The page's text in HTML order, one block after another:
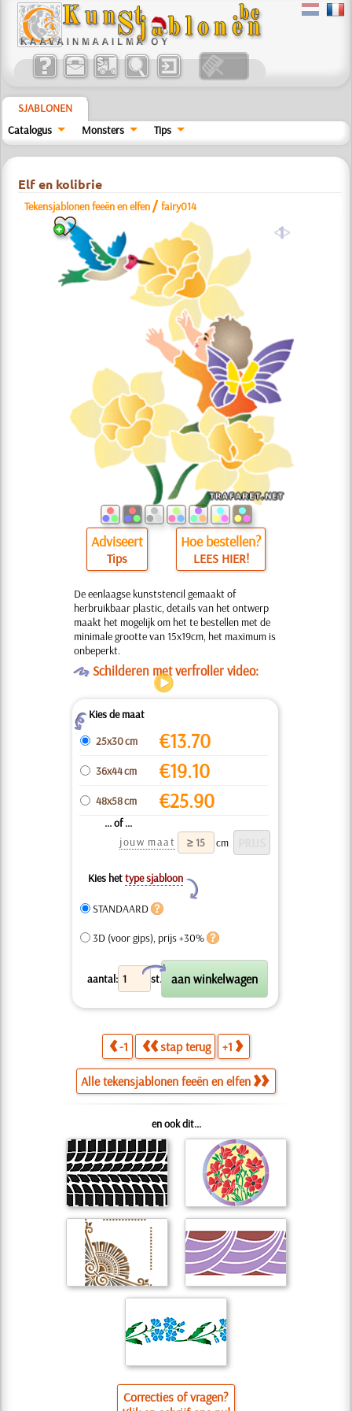
SJABLONEN
Catalogus
Monsters Tips
Elf en kolibrie
Tekensjablonen feeën en elfen /fairy014
a
Adviseert
Tips
Hoe bestellen?
LEES HIER!
De eenlaagse kunststencil gemaakt of
herbruikbaar plastic, details van het ontwerp
maakt het mogelijk om het te bestellen met de
minimale grootte van 15x19cm, het maximum is
onbeperkt.
OSchilderen met verfroller video:
ZKies de maat
25x30 cm
€13.70
36x44 cm €19.10
48x58 cm €25.90
... of ...
jouw maat
cm
Kies hettype sjabloon
Y
STANDAARD
3D (voor gips), prijs +30%
aantal: st.
X
-1 stap terug +1
Alle tekensjablonen feeën en elfen
en ook dit...
Correcties of vragen?